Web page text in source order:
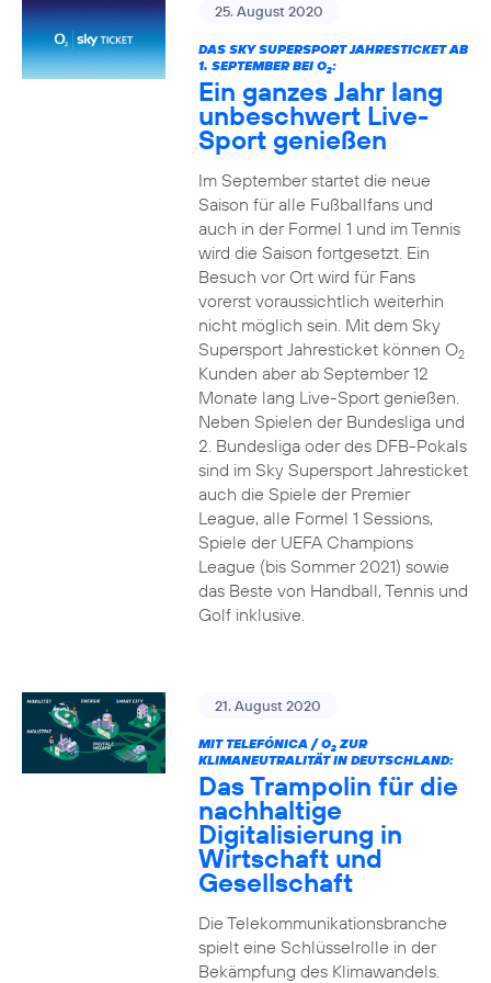
25. August 2020
DAS SKY SUPERSPORT JAHRESTICKET AB
1. SEPTEMBER BEI O2:
Ein ganzes Jahr lang
unbeschwert Live-
Sport genießen
Im September startet die neue
Saison für alle Fußballfans und
auch in der Formel 1 und im Tennis
wird die Saison fortgesetzt. Ein
Besuch vor Ort wird für Fans
vorerst voraussichtlich weiterhin
nicht möglich sein. Mit dem Sky
Supersport Jahresticket können O2
Kunden aber ab September 12
Monate lang Live-Sport genießen.
Neben Spielen der Bundesliga und
2. Bundesliga oder des DFB-Pokals
sind im Sky Supersport Jahresticket
auch die Spiele der Premier
League, alle Formel 1 Sessions,
Spiele der UEFA Champions
League (bis Sommer 2021) sowie
das Beste von Handball, Tennis und
Golf inklusive.
21. August 2020
MIT TELEFÓNICA / O2ZUR
KLIMANEUTRALITÄT IN DEUTSCHLAND:
Das Trampolin für die
nachhaltige
Digitalisierung in
Wirtschaft und
Gesellschaft
Die Telekommunikationsbranche
spielt eine Schlüsselrolle in der
Bekämpfung des Klimawandels.